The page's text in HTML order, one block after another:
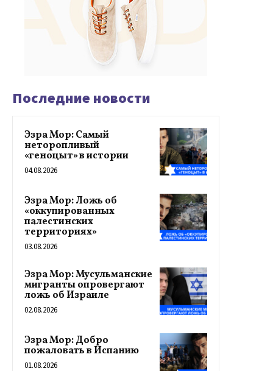
Последние новости
Эзра Мор: Самый
неторопливый
«геноцыт» в истории
04.08.2026
Эзра Мор: Ложь об
«оккупированных
палестинских
территориях»
03.08.2026
Эзра Мор: Мусульманские
мигранты опровергают
ложь об Израиле
02.08.2026
Эзра Мор: Добро
пожаловать в Испанию
01.08.2026